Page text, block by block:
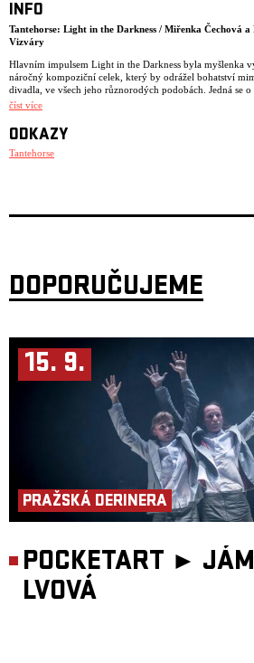
INFO
Tantehorse: Light in the Darkness / Miřenka Čechová a
Vizváry
Hlavním impulsem Light in the Darkness byla myšlenka
náročný kompoziční celek, který by odrážel bohatství
divadla, ve všech jeho různorodých podobách. Jedná se o
teatrálně expresivní zpracování vysoce výtvarných obrazů
kromě techniky současného mimu a tance, též objekty,
Tvůrci se inspirovali Dantovým Peklem, úryvky z Markýze
stejně jako duchovním přesahem Bachovy Umění figy.
či Petera Greenawaye.
Z ohlasů:
nad závěrem svého baletu Romeo a Julie. Ale zřejmě netušil
hovoří.“ Sarah Kaufmann, Washington Post
„Ztělesňují pokladnici fyzicky expresivního divadelního
Halzack, Washington Post
Autoři a performeři: Miřenka Čechová, Radim Vizváry
Režijně-dramaturgická spolupráce: Petr Boháč
Scéna a kostýmy: Lucia Škandíková, Petra Vlachynská
Light design: Martin Špetlík, Jiří Šmirk Produkce: Jan
číst více
ODKAZY
Tantehorse
DOPORUČUJEME
15. 9.
PRAŽSKÁ DERINERA
POCKETART ►
LVOVÁ